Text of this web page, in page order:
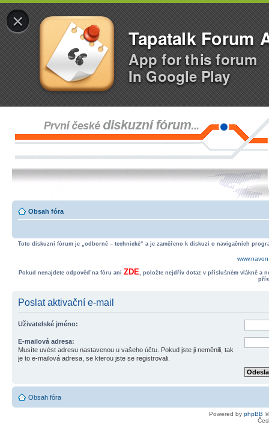
×
Tapatalk Forum
App for this forum
In Google Play
Obsah fóra
Toto diskuzní fórum je „odborně – technické“ a je zaměřeno k diskuzi o navigačních
Pokud nenajdete odpověď na fóru ani ZDE, položte nejdřív dotaz v příslušném vlákně a
Poslat aktivační e-mail
Uživatelské jméno:
E-mailová adresa:
Musíte uvést adresu nastavenou u vašeho účtu. Pokud jste ji neměnili, tak
je to e-mailová adresa, se kterou jste se registrovali.
Obsah fóra
Powered by phpBB